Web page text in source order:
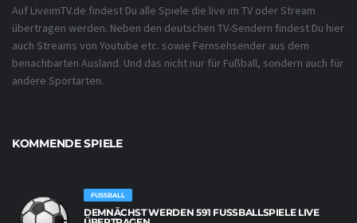
Auf LiveimTV.de findest Du alle Spiele die live im TV oder Stream
übertragen werden. Neben den deutschen TV-Sendern findest Du hier
auch Streams von Youtube etc. sowie Fernsehsender aus dem
benachbarten Ausland. Und das nicht nur für Fußball, sondern auch für
andere Sportarten.
KOMMENDE SPIELE
FUSSBALL
DEMNÄCHST WERDEN 591 FUSSBALLSPIELE LIVE Ü